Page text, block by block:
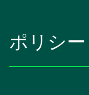
ポリシー